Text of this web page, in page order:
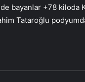
bayanlar +78 kiloda
Tataroğlu